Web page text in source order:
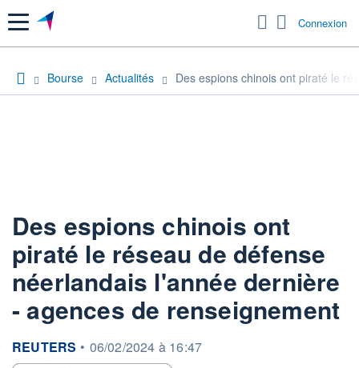
Menu Connexion
Bourse Actualités Des espions chinois ont piraté le
Des espions chinois ont
piraté le réseau de défense
néerlandais l'année dernière
- agences de renseignement
information fournie par
REUTERS • 06/02/2024 à 16:47